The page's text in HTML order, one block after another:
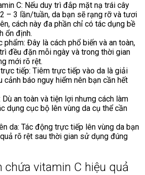
C: Nếu duy trì đắp mặt nạ trái cây
– 3 lần/tuần, da bạn sẽ rạng rỡ và tươi
cách này đa phần chỉ có tác dụng bề
ổn định.
phẩm: Đây là cách phổ biến và an toàn,
đều đặn mỗi ngày và trong thời gian
mới rõ rệt.
tiếp: Tiêm trực tiếp vào da là giải
cảnh báo nguy hiểm nên bạn cần hết
Dù an toàn và tiện lợi nhưng cách làm
dụng cục bộ lên vùng da cụ thể cần
da: Tác động trực tiếp lên vùng da bạn
rõ rệt sau thời gian sử dụng đúng
chứa vitamin C hiệu quả